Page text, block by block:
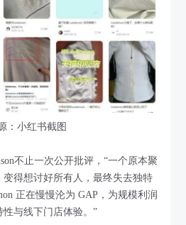
：小红书截图
不止一次公开批评，“一个原本聚
得想讨好所有人，最终失去独特
正在慢慢沦为 GAP，为规模利润
与线下门店体验。”